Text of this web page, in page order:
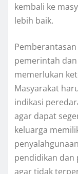
kembali ke
lebih baik.
pemerintah
memerlukan
Masyarakat
indikasi
agar dapat
keluarga
pendidikan dan
agar tidak